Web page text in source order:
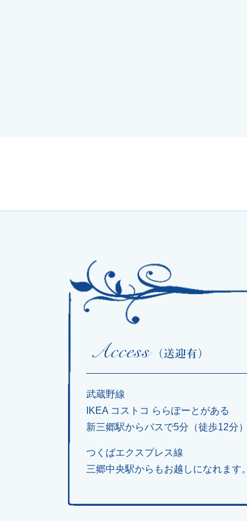
武蔵野線
IKEA コストコ ららぽーとがある
新三郷駅からバスで5分（徒歩12分）
つくばエクスプレス線
三郷中央駅からもお越しになれます。